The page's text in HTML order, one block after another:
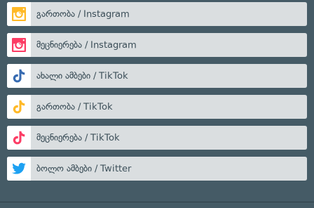
გართობა / Instagram
მეცნიერება / Instagram
ახალი ამბები / TikTok
გართობა / TikTok
მეცნიერება / TikTok
ბოლო ამბები / Twitter